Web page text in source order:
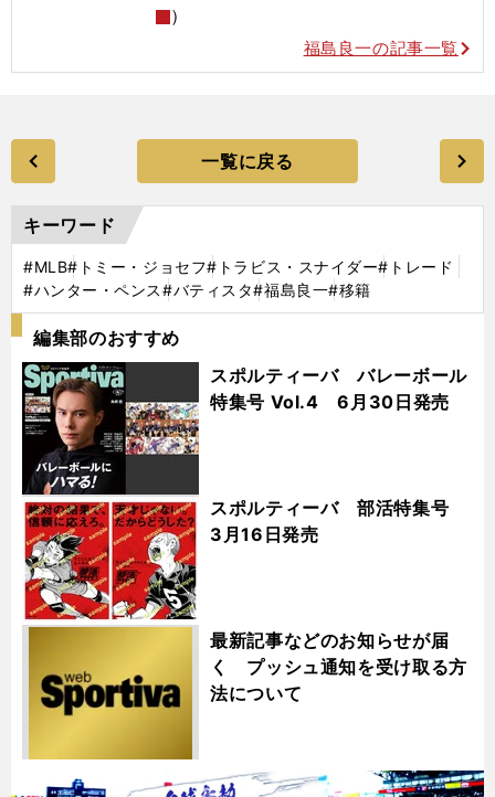
）
福島良一の記事一覧
一覧に戻る
キーワード
#MLB#トミー・ジョセフ#トラビス・スナイダー#トレード
#ハンター・ペンス#バティスタ#福島良一#移籍
編集部のおすすめ
スポルティーバ バレーボール
特集号 Vol.4 6月30日発売
スポルティーバ 部活特集号
3月16日発売
最新記事などのお知らせが届
く プッシュ通知を受け取る方
法について